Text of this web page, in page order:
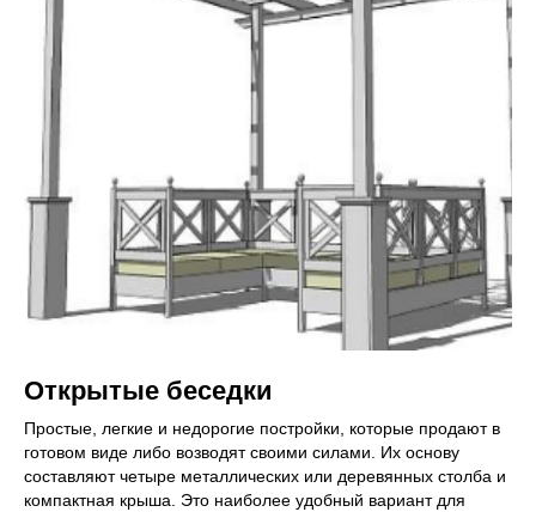
Открытые беседки
Простые, легкие и недорогие постройки, которые продают в
готовом виде либо возводят своими силами. Их основу
составляют четыре металлических или деревянных столба и
компактная крыша. Это наиболее удобный вариант для